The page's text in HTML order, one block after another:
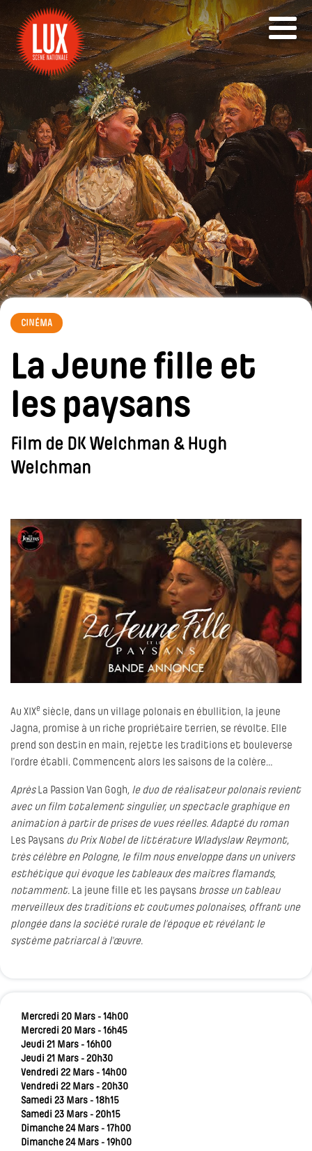
CINÉMA
La Jeune fille et
les paysans
Film de DK Welchman & Hugh
Welchman
Au XIXe siècle, dans un village polonais en ébullition, la jeune
Jagna, promise à un riche propriétaire terrien, se révolte. Elle
prend son destin en main, rejette les traditions et bouleverse
l’ordre établi. Commencent alors les saisons de la colère…
Après La Passion Van Gogh, le duo de réalisateur polonais revient
avec un film totalement singulier, un spectacle graphique en
animation à partir de prises de vues réelles. Adapté du roman
Les Paysans du Prix Nobel de littérature Wladyslaw Reymont,
très célèbre en Pologne, le film nous enveloppe dans un univers
esthétique qui évoque les tableaux des maitres flamands,
notamment. La jeune fille et les paysans brosse un tableau
merveilleux des traditions et coutumes polonaises, offrant une
plongée dans la société rurale de l’époque et révélant le
système patriarcal à l’œuvre.
Mercredi 20 Mars - 14h00
Mercredi 20 Mars - 16h45
Jeudi 21 Mars - 16h00
Jeudi 21 Mars - 20h30
Vendredi 22 Mars - 14h00
Vendredi 22 Mars - 20h30
Samedi 23 Mars - 18h15
Samedi 23 Mars - 20h15
Dimanche 24 Mars - 17h00
Dimanche 24 Mars - 19h00